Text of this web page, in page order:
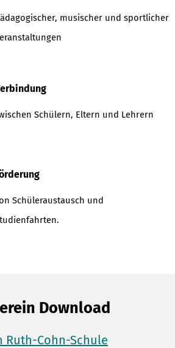
musischer und sportlicher
Schülern, Eltern und Lehrern
Schüleraustausch und
Download
Ruth-Cohn-Schule